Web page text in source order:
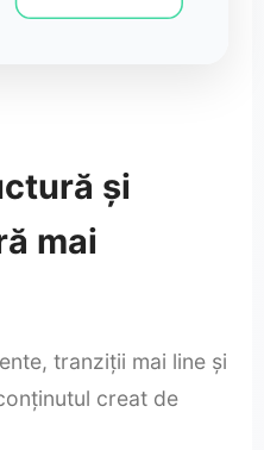
și
mai
tranziții mai line și
creat de